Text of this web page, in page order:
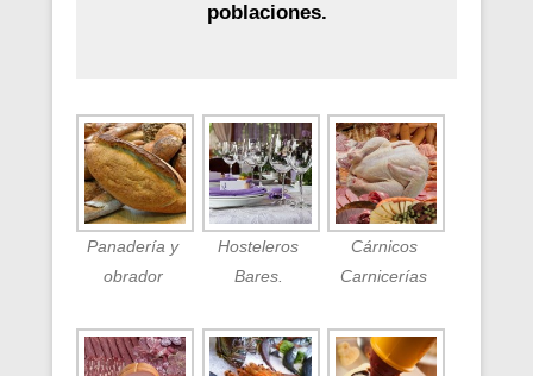
poblaciones.
Panadería y
obrador
Hosteleros
Bares.
Cárnicos
Carnicerías